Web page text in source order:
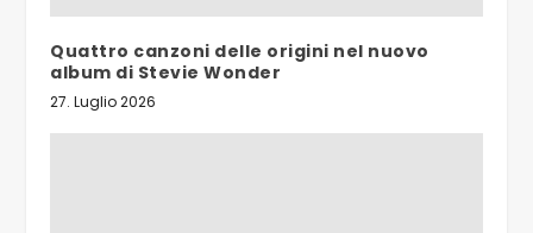
Quattro canzoni delle origini nel nuovo
album di Stevie Wonder
27. Luglio 2026